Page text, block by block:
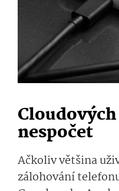
nespočet
Ačkoliv většina
zálohování